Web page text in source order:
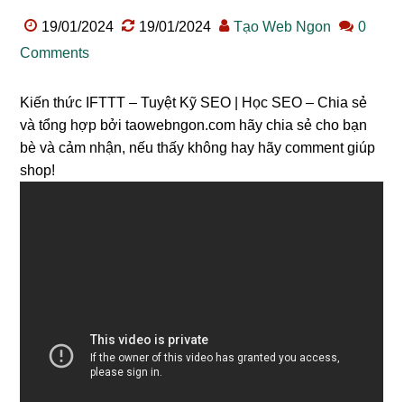
19/01/2024 19/01/2024 Tạo Web Ngon
0
Comments
Kiến thức IFTTT – Tuyệt Kỹ SEO | Học SEO – Chia sẻ
và tổng hợp bởi taowebngon.com hãy chia sẻ cho bạn
bè và cảm nhận, nếu thấy không hay hãy comment giúp
shop!